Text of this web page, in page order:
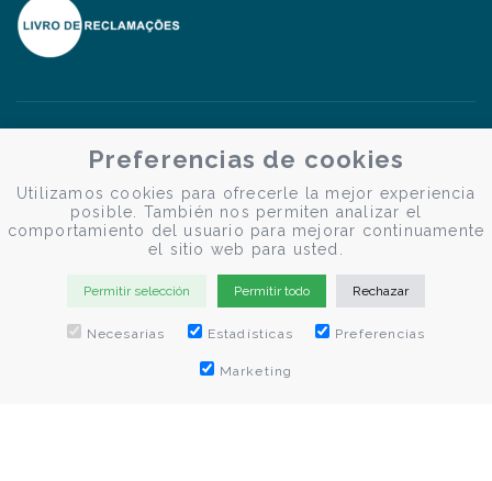
RESERVAR AHORA
Preferencias de cookies
Utilizamos cookies para ofrecerle la mejor experiencia
posible. También nos permiten analizar el
comportamiento del usuario para mejorar continuamente
el sitio web para usted.
Permitir selección Permitir todo Rechazar
Necesarias Estadísticas Preferencias
Marketing